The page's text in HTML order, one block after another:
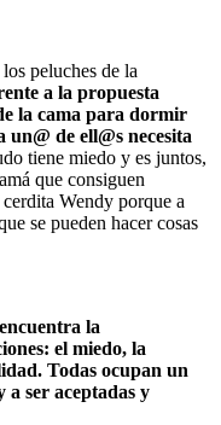
peluches de la
a la propuesta
la cama para dormir
de ell@s necesita
tiene miedo y es juntos,
que consiguen
Wendy porque a
se pueden hacer cosas
la
el miedo, la
Todas ocupan un
a ser aceptadas y